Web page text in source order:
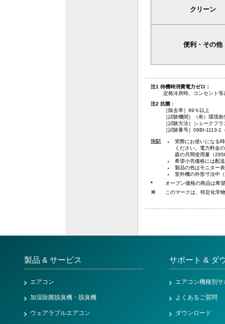
クリーン
便利・その他
注1 待機時消費電力ゼロ：
定格冷房時。コンセント
注2 抗菌 :
［除去率］99％以上
［試験機関］（有）環境
［試験方法］シェークフ
［試験番号］09BI-1113-1
注記
実際にお使いになる
ください。電力料金
庭の月間使用量（
希望小売価格には配
製品の色はモニター
室外機の外形寸法中
*
オープン価格の商品は希
※
このマークは、特定化学
製品 & サービス
エアコン
加湿除菌脱臭機・脱臭機
ウェアラブルエアコン
サポート & ダ
エアコン機種別
よくあるご質問
ダウンロード